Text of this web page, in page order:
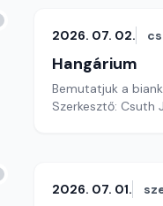
2026. 07. 02.
Hangárium
Bemutatjuk a
Szerkesztő: Csuth
2026. 07. 01.